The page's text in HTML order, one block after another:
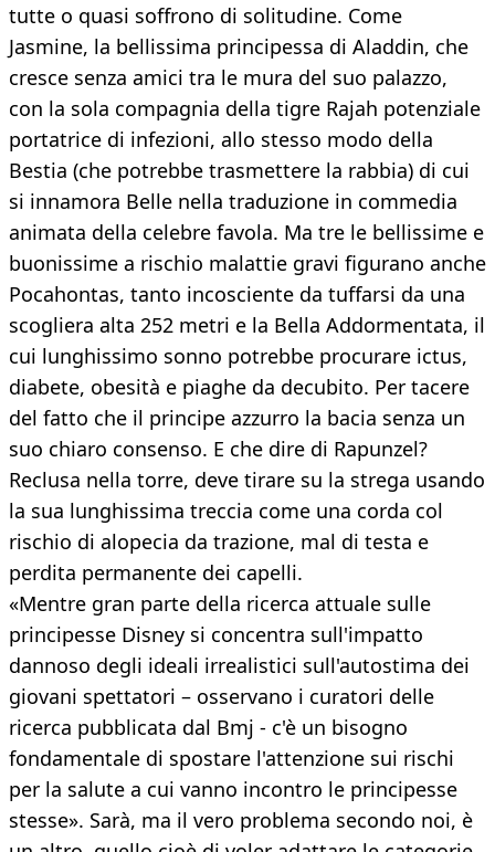
tutte o quasi soffrono di solitudine. Come
Jasmine, la bellissima principessa di Aladdin, che
cresce senza amici tra le mura del suo palazzo,
con la sola compagnia della tigre Rajah potenziale
portatrice di infezioni, allo stesso modo della
Bestia (che potrebbe trasmettere la rabbia) di cui
si innamora Belle nella traduzione in commedia
animata della celebre favola. Ma tre le bellissime e
buonissime a rischio malattie gravi figurano anche
Pocahontas, tanto incosciente da tuffarsi da una
scogliera alta 252 metri e la Bella Addormentata, il
cui lunghissimo sonno potrebbe procurare ictus,
diabete, obesità e piaghe da decubito. Per tacere
del fatto che il principe azzurro la bacia senza un
suo chiaro consenso. E che dire di Rapunzel?
Reclusa nella torre, deve tirare su la strega usando
la sua lunghissima treccia come una corda col
rischio di alopecia da trazione, mal di testa e
perdita permanente dei capelli.
«Mentre gran parte della ricerca attuale sulle
principesse Disney si concentra sull'impatto
dannoso degli ideali irrealistici sull'autostima dei
giovani spettatori – osservano i curatori delle
ricerca pubblicata dal Bmj - c'è un bisogno
fondamentale di spostare l'attenzione sui rischi
per la salute a cui vanno incontro le principesse
stesse». Sarà, ma il vero problema secondo noi, è